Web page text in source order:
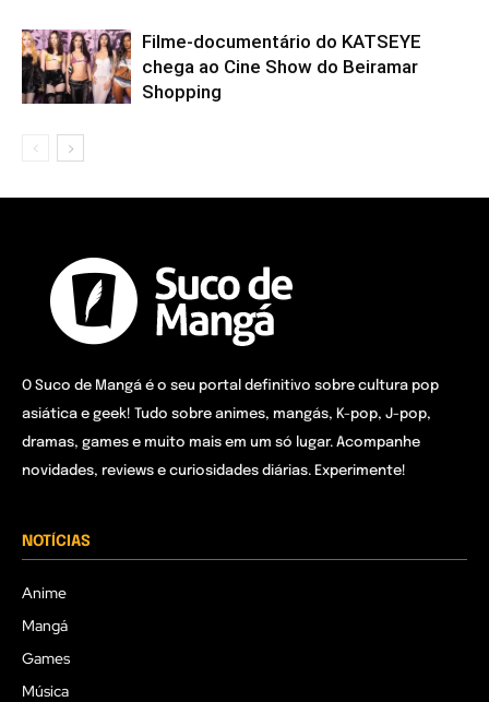
Filme-documentário do KATSEYE
chega ao Cine Show do Beiramar
Shopping
O Suco de Mangá é o seu portal definitivo sobre cultura pop
asiática e geek! Tudo sobre animes, mangás, K-pop, J-pop,
dramas, games e muito mais em um só lugar. Acompanhe
novidades, reviews e curiosidades diárias. Experimente!
NOTÍCIAS
Anime
Mangá
Games
Música